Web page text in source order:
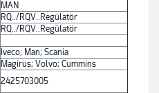
MAN
RQ../RQV..Regülatör
RQ../RQV..Regülatör
Iveco; Man; Scania
Magirus; Volvo; Cummins
2425703005